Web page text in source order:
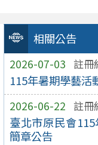
相關公告
2026-07-03 註冊
115年暑期學藝活
2026-06-22 註冊
臺北市原民會
簡章公告